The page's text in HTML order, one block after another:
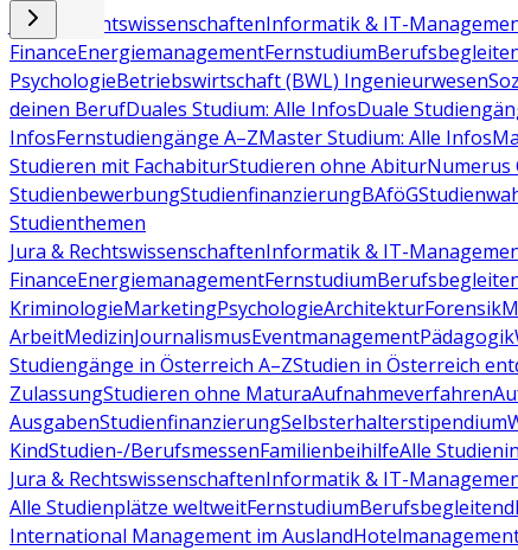
Jura & RechtswissenschaftenInformatik & IT-
FinanceEnergiemanagementFernstudium
PsychologieBetriebswirtschaft (BWL) Ingenieurwesen
deinen BerufDuales Studium: Alle InfosDuale
InfosFernstudiengänge A–ZMaster Studium: Alle Infos
Studieren mit FachabiturStudieren ohne AbiturNumerus
StudienbewerbungStudienfinanzierungBAföG
Studienthemen
Jura & RechtswissenschaftenInformatik & IT-
FinanceEnergiemanagementFernstudium
KriminologieMarketingPsychologieArchitekturForensik
ArbeitMedizinJournalismusEventmanagementPädagogik
Studiengänge in Österreich A–ZStudien in Österreich
ZulassungStudieren ohne MaturaAufnahmeverfahren
AusgabenStudienfinanzierungSelbsterhalterstipendium
KindStudien-/BerufsmessenFamilienbeihilfeAlle
Jura & RechtswissenschaftenInformatik & IT-
Alle Studienplätze weltweitFernstudiumBerufsbegleitend
International Management im Ausland